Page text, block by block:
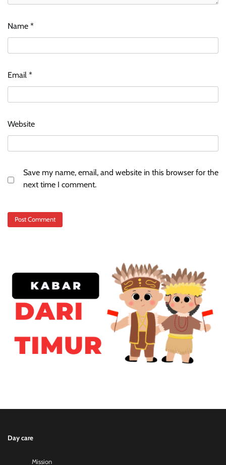
Name *
Email *
Website
Save my name, email, and website in this browser for the
next time I comment.
Day care
Mission